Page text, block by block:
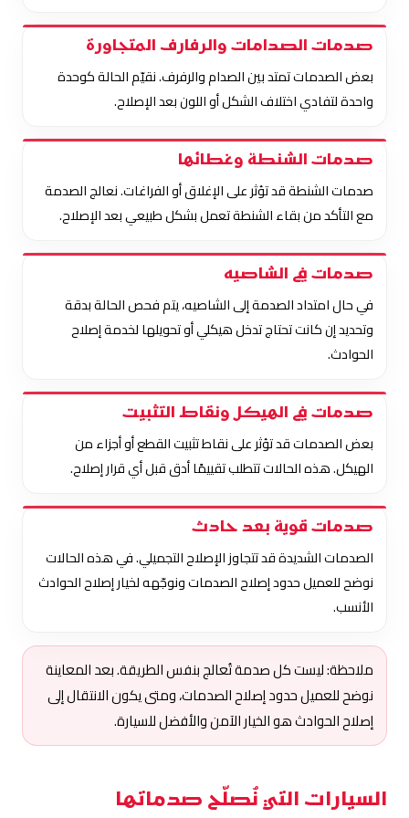
صدمات الصدامات والرفارف المتجاورة
بعض الصدمات تمتد بين الصدام والرفرف. نقيّم الحالة كوحدة
واحدة لتفادي اختلاف الشكل أو اللون بعد الإصلاح.
صدمات الشنطة وغطائها
صدمات الشنطة قد تؤثر على الإغلاق أو الفراغات. نعالج الصدمة
مع التأكد من بقاء الشنطة تعمل بشكل طبيعي بعد الإصلاح.
صدمات في الشاصيه
في حال امتداد الصدمة إلى الشاصيه، يتم فحص الحالة بدقة
وتحديد إن كانت تحتاج تدخل هيكلي أو تحويلها لخدمة إصلاح
الحوادث.
صدمات في الهيكل ونقاط التثبيت
بعض الصدمات قد تؤثر على نقاط تثبيت القطع أو أجزاء من
الهيكل. هذه الحالات تتطلب تقييمًا أدق قبل أي قرار إصلاح.
صدمات قوية بعد حادث
الصدمات الشديدة قد تتجاوز الإصلاح التجميلي. في هذه الحالات
نوضح للعميل حدود إصلاح الصدمات ونوجّهه لخيار إصلاح الحوادث
الأنسب.
ملاحظة: ليست كل صدمة تُعالج بنفس الطريقة. بعد المعاينة
نوضح للعميل حدود إصلاح الصدمات، ومتى يكون الانتقال إلى
إصلاح الحوادث هو الخيار الآمن والأفضل للسيارة.
السيارات التي نُصلّح صدماتها